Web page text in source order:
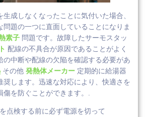
成しなくなったことに気付いた場合、
問題の一つに直面していることになりま
素子 問題です。故障したサーモスタッ
配線の不具合が原因であることがよく
の中断や配線の欠陥を確認する必要があ
その他 発熱体メーカー 定期的に給湯器
奨します。迅速な対応により、快適さを
を防ぐことができます。.
点検する前に必ず電源を切って